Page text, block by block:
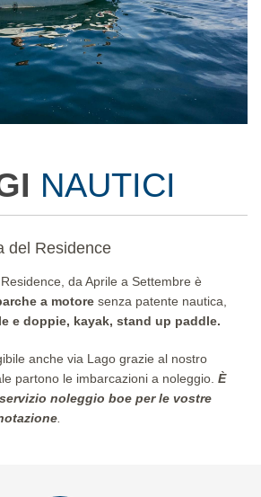
NAUTICI
del Residence
da Aprile a Settembre è
a motore senza patente nautica,
e doppie, kayak, stand up paddle.
anche via Lago grazie al nostro
partono le imbarcazioni a noleggio. È
noleggio boe per le vostre
.